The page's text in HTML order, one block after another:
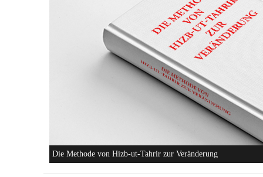
Die Methode von Hizb-ut-Tahrir zur Veränderung